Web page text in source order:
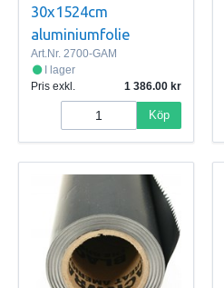
30x1524cm
aluminiumfolie
Art.Nr. 2700-GAM
I lager
Pris exkl.
1 386.00
Köp